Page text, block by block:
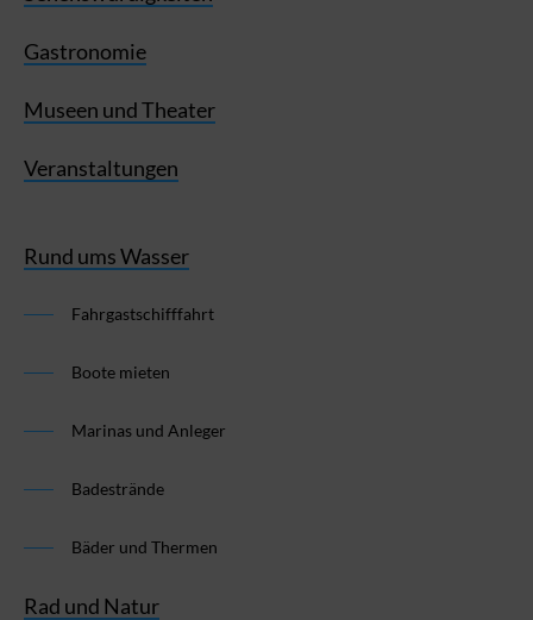
Gastronomie
Museen und Theater
Veranstaltungen
Rund ums Wasser
Fahrgastschifffahrt
Boote mieten
Marinas und Anleger
Badestrände
Bäder und Thermen
Rad und Natur